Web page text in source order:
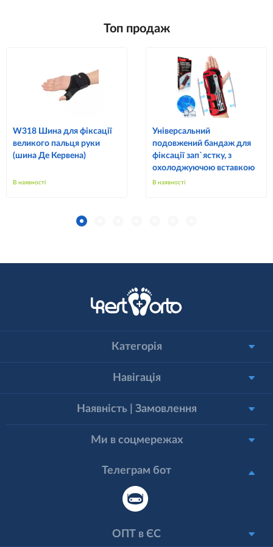
Топ продаж
W318 Шина для фіксації
великого пальця руки
(шина Де Кервена)
В наявності
Універсальний
подовжений бандаж для
фіксації зап`ястку, з
охолоджуючою вставкою
В наявності
Категорія
Навігація
Наявність | Замовлення
Ми в соцмережах
Телеграм бот
ОПТ в ЄС